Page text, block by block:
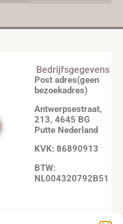
Bedrijfsgegevens
Post adres(geen
bezoekadres)
Antwerpsestraat,
213, 4645 BG
Putte Nederland
KVK: 86890913
BTW:
NL004320792B51